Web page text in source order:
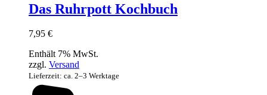
Das Ruhrpott Kochbuch
7,95 €
Enthält 7% MwSt.
zzgl. Versand
Lieferzeit: ca. 2–3 Werktage